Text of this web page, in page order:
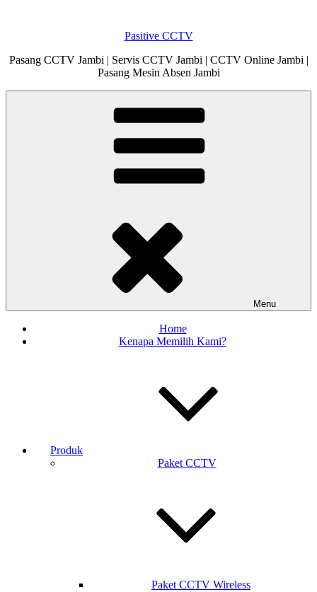
Pasitive CCTV
Pasang CCTV Jambi | Servis CCTV Jambi | CCTV Online Jambi |
Pasang Mesin Absen Jambi
Menu
Home
Kenapa Memilih Kami?
Produk
Paket CCTV
Paket CCTV Wireless